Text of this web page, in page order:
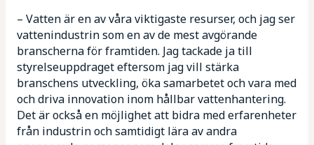
– Vatten är en av våra viktigaste resurser, och jag ser
vattenindustrin som en av de mest avgörande
branscherna för framtiden. Jag tackade ja till
styrelseuppdraget eftersom jag vill stärka
branschens utveckling, öka samarbetet och vara med
och driva innovation inom hållbar vattenhantering.
Det är också en möjlighet att bidra med erfarenheter
från industrin och samtidigt lära av andra